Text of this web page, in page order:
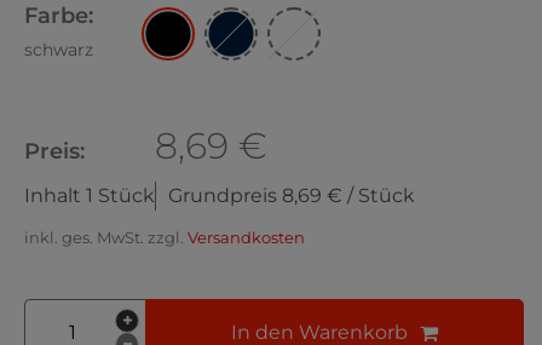
Farbe:
schwarz
schwarz
gestreift
Preis: 8,69 €
Inhalt 1 Stück Grundpreis 8,69 € / Stück
inkl. ges. MwSt. zzgl. Versandkosten
In den Warenkorb